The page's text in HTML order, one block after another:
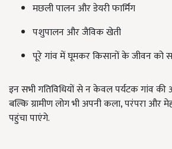
मछली पालन और डेयरी फार्मिंग
पशुपालन और जैविक खेती
पूरे गांव में घूमकर किसानों के जीवन को
इन सभी गतिविधियों से न केवल पर्यटक गांव
बल्कि ग्रामीण लोग भी अपनी कला, परंपरा
पहुंचा पाएंगे.